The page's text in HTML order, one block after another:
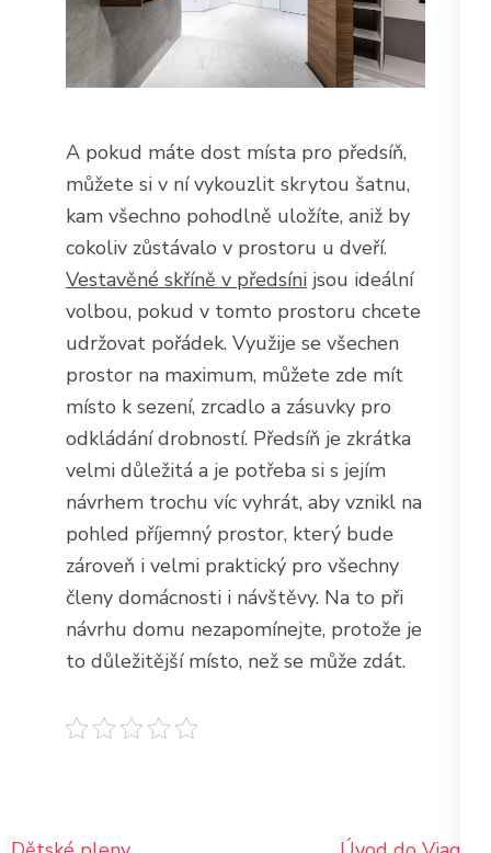
A pokud máte dost místa pro předsíň,
můžete si v ní vykouzlit skrytou šatnu,
kam všechno pohodlně uložíte, aniž by
cokoliv zůstávalo v prostoru u dveří.
Vestavěné skříně v předsíni jsou ideální
volbou, pokud v tomto prostoru chcete
udržovat pořádek. Využije se všechen
prostor na maximum, můžete zde mít
místo k sezení, zrcadlo a zásuvky pro
odkládání drobností. Předsíň je zkrátka
velmi důležitá a je potřeba si s jejím
návrhem trochu víc vyhrát, aby vznikl na
pohled příjemný prostor, který bude
zároveň i velmi praktický pro všechny
členy domácnosti i návštěvy. Na to při
návrhu domu nezapomínejte, protože je
to důležitější místo, než se může zdát.